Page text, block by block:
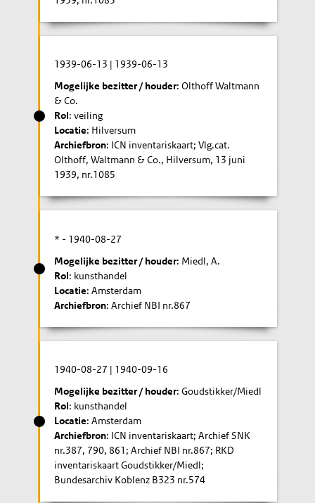
1939-06-13 | 1939-06-13
Mogelijke bezitter / houder: Olthoff Waltmann
& Co.
Rol: veiling
Locatie: Hilversum
Archiefbron: ICN inventariskaart; Vlg.cat.
Olthoff, Waltmann & Co., Hilversum, 13 juni
1939, nr.1085
* - 1940-08-27
Mogelijke bezitter / houder: Miedl, A.
Rol: kunsthandel
Locatie: Amsterdam
Archiefbron: Archief NBI nr.867
1940-08-27 | 1940-09-16
Mogelijke bezitter / houder: Goudstikker/Miedl
Rol: kunsthandel
Locatie: Amsterdam
Archiefbron: ICN inventariskaart; Archief SNK
nr.387, 790, 861; Archief NBI nr.867; RKD
inventariskaart Goudstikker/Miedl;
Bundesarchiv Koblenz B323 nr.574